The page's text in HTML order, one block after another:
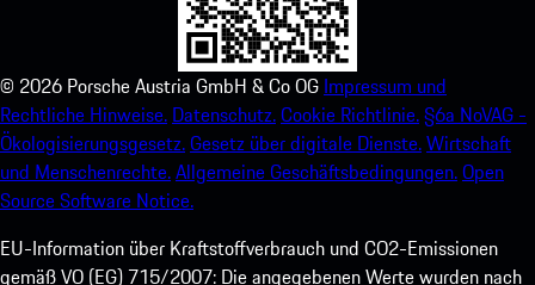
© 2026 Porsche Austria GmbH & Co OG Impressum und
Rechtliche Hinweise. Datenschutz.Cookie Richtlinie.§6a NoVAG -
Ökologisierungsgesetz.Gesetz über digitale Dienste.Wirtschaft
und Menschenrechte.Allgemeine Geschäftsbedingungen.Open
Source Software Notice.
EU-Information über Kraftstoffverbrauch und CO2-Emissionen
gemäß VO (EG) 715/2007: Die angegebenen Werte wurden nach